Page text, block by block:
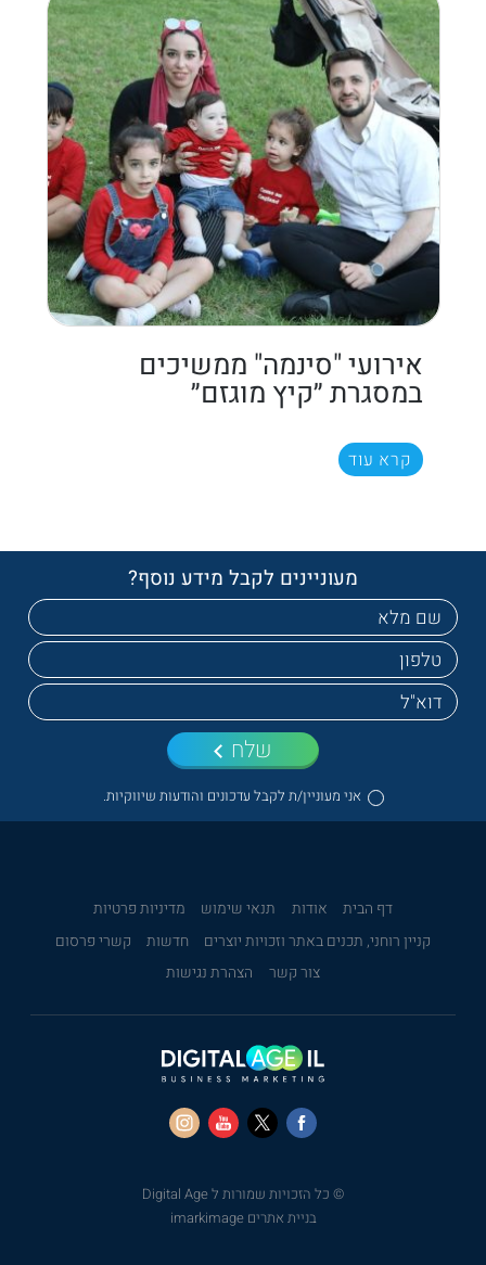
אירועי "סינמה" ממשיכים
במסגרת ״קיץ מוגזם״
קרא עוד
מעוניינים לקבל מידע נוסף?
אני מעוניין/ת לקבל עדכונים והודעות שיווקיות.
שלח
דף הבית אודות תנאי שימוש
מדיניות פרטיות
קניין רוחני, תכנים באתר וזכויות יוצרים
חדשות
קשרי פרסום
צור קשר
הצהרת נגישות
© כל הזכויות שמורות ל Digital Age
בניית אתרים imarkimage